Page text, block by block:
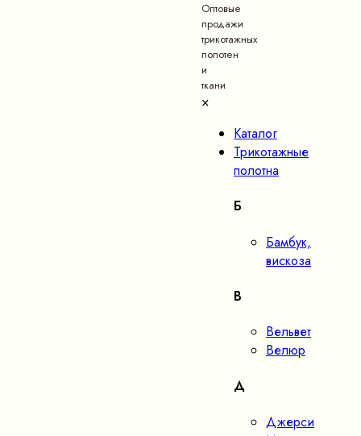
Оптовые
продажи
трикотажных
полотен
и
ткани
×
Каталог
Трикотажные
полотна
Б
Бамбук,
вискоза
В
Вельвет
Велюр
Д
Джерси